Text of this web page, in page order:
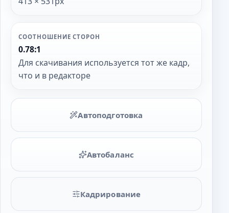
СООТНОШЕНИЕ СТОРОН
0.78:1
Для скачивания используется тот же кадр,
что и в редакторе
Автоподготовка
Автобаланс
Кадрирование